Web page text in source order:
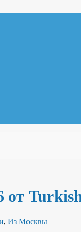
от
, Из Москвы